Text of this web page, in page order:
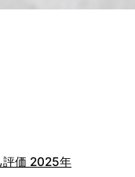
評価 2025年